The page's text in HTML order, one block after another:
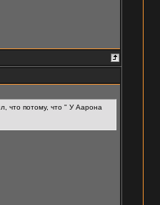
что потому, что " У Аарона